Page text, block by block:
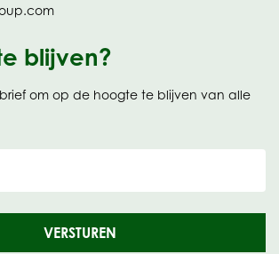
blijven?
om op de hoogte te blijven van alle
VERSTUREN